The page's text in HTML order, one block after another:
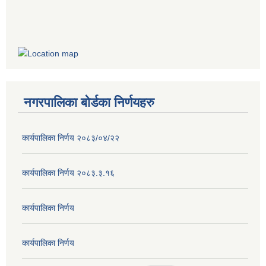
नगरपालिका बोर्डका निर्णयहरु
कार्यपालिका निर्णय २०८३/०४/२२
कार्यपालिका निर्णय २०८३.३.१६
कार्यपालिका निर्णय
कार्यपालिका निर्णय